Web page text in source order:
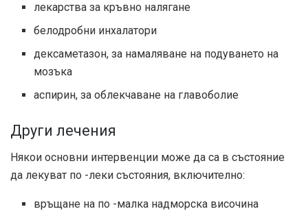
лекарства за кръвно налягане
белодробни инхалатори
дексаметазон, за намаляване на подуването на
мозъка
аспирин, за облекчаване на главоболие
Други лечения
Някои основни интервенции може да са в състояние
да лекуват по -леки състояния, включително:
връщане на по -малка надморска височина